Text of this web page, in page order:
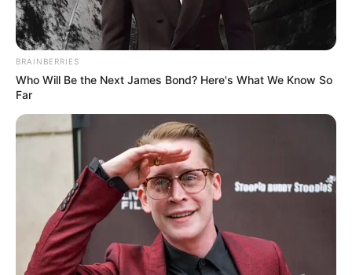
BRAINBERRIES
Who Will Be the Next James Bond? Here's What We Know So
Far